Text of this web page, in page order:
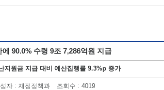
90.0% 수령 9조 7,286억원 지급
지원금 지급 대비 예산집행률 9.3%p 증가
자 : 재정정책과 조회수 : 4019